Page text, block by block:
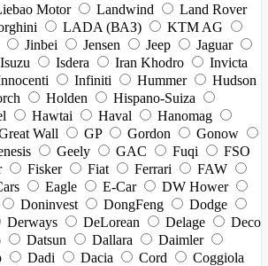
Motor Landwind
Land Rover
LADA (ВАЗ)
KTM AG
Jinbei Jensen Jeep
Jaguar
Isuzu Isdera Iran Khodro
Invicta
Infiniti Hummer
Hudson
Holden
Hispano-Suiza
Hawtai Haval
Hanomag
Wall GP Gordon
Gonow
Geely GAC Fuqi
FSO
Fisker Fiat Ferrari
FAW
Eagle E-Car
DW Hower
Doninvest DongFeng
Dodge
Derways DeLorean Delage
Deco
Datsun Dallara
Daimler
Dadi Dacia Cord
Coggiola